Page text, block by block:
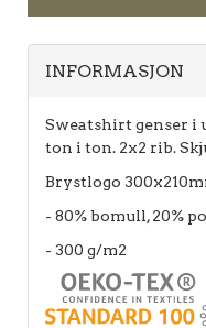
INFORMASJON
Sweatshirt genser i
ton i ton. 2x2 rib.
Brystlogo
- 80% bomull, 20%
- 300 g/m2